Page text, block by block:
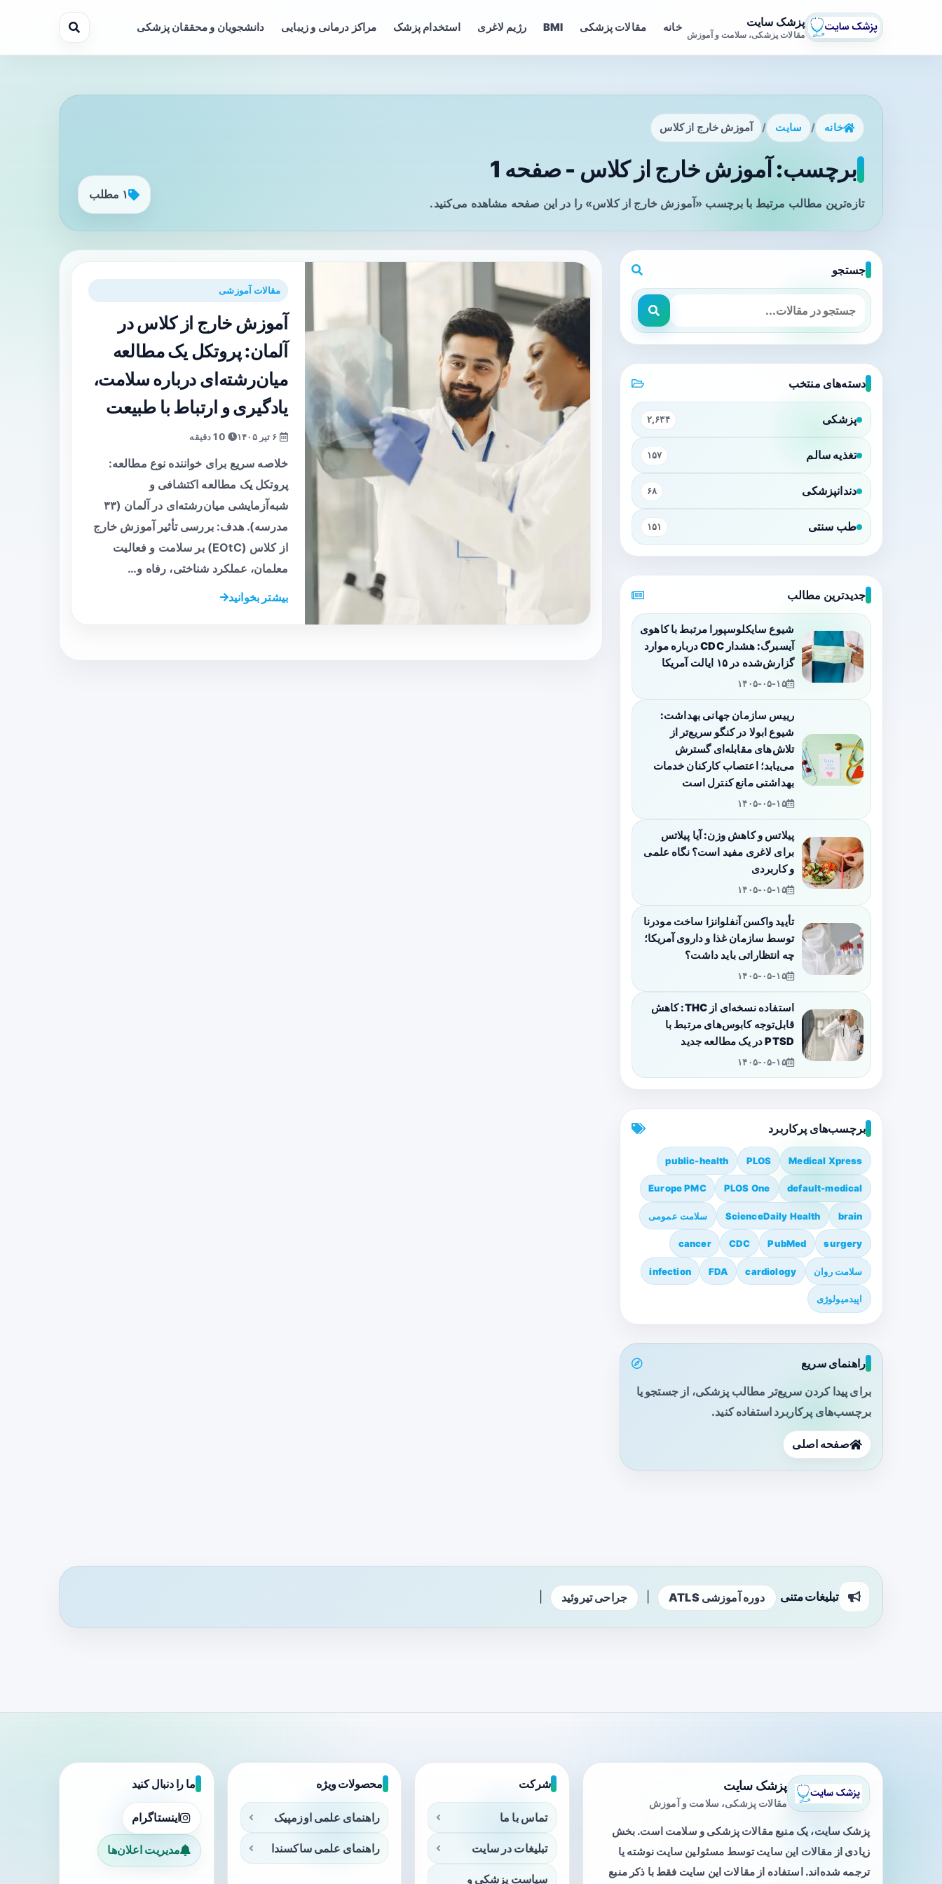
پزشک سایت
مقالات پزشکی، سلامت و آموزش
خانه مقالات پزشکی BMI رژیم لاغری استخدام پزشک مراکز درمانی و زیبایی دانشجویان و محققان پزشکی
خانه / سایت / آموزش خارج از کلاس
برچسب: آموزش خارج از کلاس - صفحه 1
تازه‌ترین مطالب مرتبط با برچسب «آموزش خارج از کلاس» را در این صفحه مشاهده می‌کنید.
۱ مطلب
مقالات آموزشی
آموزش خارج از کلاس در
آلمان: پروتکل یک مطالعه
میان‌رشته‌ای درباره سلامت،
یادگیری و ارتباط با طبیعت
خلاصه سریع برای خواننده نوع مطالعه:
پروتکل یک مطالعه اکتشافی و
شبه‌آزمایشی میان‌رشته‌ای در آلمان (۳۳
مدرسه). هدف: بررسی تأثیر آموزش خارج
از کلاس (EOtC) بر سلامت و فعالیت
معلمان، عملکرد شناختی، رفاه و…
بیشتر بخوانید
جستجو
دسته‌های منتخب
پزشکی ۲,۶۳۴
تغذیه سالم ۱۵۷
دندانپزشکی ۶۸
طب سنتی ۱۵۱
جدیدترین مطالب
شیوع سایکلوسپورا مرتبط با کاهوی
آیسبرگ: هشدار CDC درباره موارد
گزارش‌شده در ۱۵ ایالت آمریکا
۱۴۰۵-۰۵-۱۵
رییس سازمان جهانی بهداشت:
شیوع ابولا در کنگو سریع‌تر از
تلاش‌های مقابله‌ای گسترش
می‌یابد؛ اعتصاب کارکنان خدمات
بهداشتی مانع کنترل است
۱۴۰۵-۰۵-۱۵
پیلاتس و کاهش وزن: آیا پیلاتس
برای لاغری مفید است؟ نگاه علمی
و کاربردی
۱۴۰۵-۰۵-۱۵
تأیید واکسن آنفلوانزا ساخت مودرنا
توسط سازمان غذا و داروی آمریکا؛
چه انتظاراتی باید داشت؟
۱۴۰۵-۰۵-۱۵
استفاده نسخه‌ای از THC: کاهش
قابل‌توجه کابوس‌های مرتبط با
PTSD در یک مطالعه جدید
۱۴۰۵-۰۵-۱۵
برچسب‌های پرکاربرد
Medical Xpress
PLOS
public-health
default-medical
PLOS One
Europe PMC
brain
ScienceDaily Health سلامت عمومی
surgery
PubMed
CDC
cancer
سلامت روان cardiology
FDA
infection
اپیدمیولوژی
راهنمای سریع
برای پیدا کردن سریع‌تر مطالب پزشکی، از جستجو یا
برچسب‌های پرکاربرد استفاده کنید.
صفحه اصلی
تبلیغات متنی دوره آموزشی ATLS جراحی تیروئید
پزشک سایت
مقالات پزشکی، سلامت و آموزش
پزشک سایت، یک منبع مقالات پزشکی و سلامت است. بخش
زیادی از مقالات این سایت توسط مسئولین سایت نوشته یا
ترجمه شده‌اند. استفاده از مقالات این سایت فقط با ذکر منبع
شرکت
تماس با ما
تبلیغات در سایت
سیاست پزشکی و
محصولات ویژه
راهنمای علمی اوزمپیک
راهنمای علمی ساکسندا
ما را دنبال کنید
اینستاگرام
مدیریت اعلان‌ها